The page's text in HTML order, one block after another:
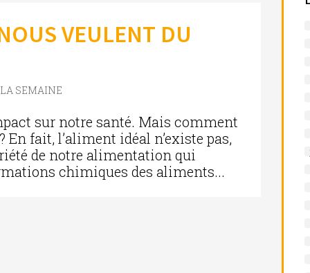
VEULENT DU
SEMAINE
sur notre santé. Mais comment
fait, l’aliment idéal n’existe pas,
de notre alimentation qui
chimiques des aliments...